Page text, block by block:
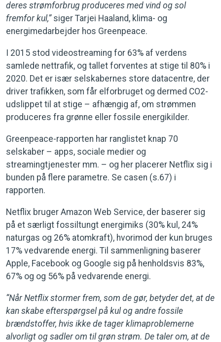
deres strømforbrug produceres med vind og sol
fremfor kul,”siger Tarjei Haaland, klima- og
energimedarbejder hos Greenpeace.
I 2015 stod videostreaming for 63% af verdens
samlede nettrafik, og tallet forventes at stige til 80% i
2020. Det er især selskabernes store datacentre, der
driver trafikken, som får elforbruget og dermed CO2-
udslippet til at stige – afhængig af, om strømmen
produceres fra grønne eller fossile energikilder.
Greenpeace-rapporten har ranglistet knap 70
selskaber – apps, sociale medier og
streamingtjenester mm. – og her placerer Netflix sig i
bunden på flere parametre. Se casen (s.67) i
rapporten.
Netflix bruger Amazon Web Service, der baserer sig
på et særligt fossiltungt energimiks (30% kul, 24%
naturgas og 26% atomkraft), hvorimod der kun bruges
17% vedvarende energi. Til sammenligning baserer
Apple, Facebook og Google sig på henholdsvis 83%,
67% og og 56% på vedvarende energi.
“Når Netflix stormer frem, som de gør, betyder det, at de
kan skabe efterspørgsel på kul og andre fossile
brændstoffer, hvis ikke de tager klimaproblemerne
alvorligt og sadler om til grøn strøm. De taler om, at de